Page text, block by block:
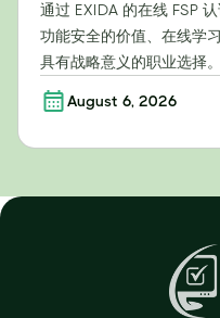
通过 EXIDA 的在线 FSP
功能安全的价值、在线学
具有战略意义的职业选择。
August 6, 2026